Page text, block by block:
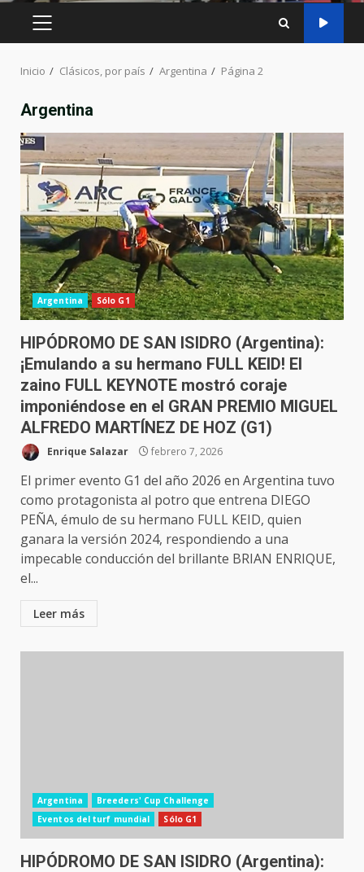
MENÚ
Inicio Clásicos, por país Argentina Página 2
Argentina
Argentina Sólo G1
HIPÓDROMO DE SAN ISIDRO (Argentina):
¡Emulando a su hermano FULL KEID! El
zaino FULL KEYNOTE mostró coraje
imponiéndose en el GRAN PREMIO MIGUEL
ALFREDO MARTÍNEZ DE HOZ (G1)
Enrique Salazar febrero 7, 2026
El primer evento G1 del año 2026 en Argentina tuvo
como protagonista al potro que entrena DIEGO
PEÑA, émulo de su hermano FULL KEID, quien
ganara la versión 2024, respondiendo a una
impecable conducción del brillante BRIAN ENRIQUE,
el...
Leer más
Argentina
Breeders' Cup Challenge
Eventos del turf mundial
Sólo G1
HIPÓDROMO DE SAN ISIDRO (Argentina):